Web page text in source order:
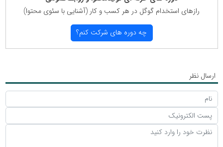
رازهای استخدام گوگل در هر كسب و كار (آشنایی با سئوی محتوا)
چه دوره های شركت كنم؟
ارسال نظر